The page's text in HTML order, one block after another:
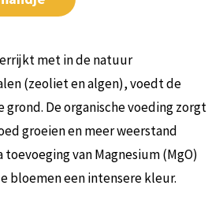
met in de natuur
(zeoliet en algen), voedt de
De organische voeding zorgt
groeien en meer weerstand
van Magnesium (MgO)
bloemen een intensere kleur.